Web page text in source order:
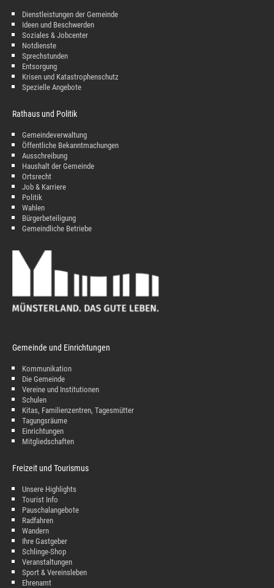
Dienstleistungen der Gemeinde
Ideen und Beschwerden
Soziales & Jobcenter
Notdienste
Sprechstunden
Entsorgung
Krisen und Katastrophenschutz
Spezielle Angebote
Rathaus und Politik
Gemeindeverwaltung
Öffentliche Bekanntmachungen
Ausschreibung
Haushalt der Gemeinde
Ortsrecht
Job & Karriere
Politik
Wahlen
Bürgerbeteiligung
Gemeindliche Betriebe
Gemeinde und Einrichtungen
Kommunikation
Die Gemeinde
Vereine und Institutionen
Schulen
Kitas, Familienzentren, Tagesmütter
Tagungsräume
Einrichtungen
Mitgliedschaften
Freizeit und Tourismus
Unsere Highlights
Tourist Info
Pauschalangebote
Radfahren
Wandern
Ihre Gastgeber
Schlinge-Shop
Veranstaltungen
Sport & Vereinsleben
Ehrenamt